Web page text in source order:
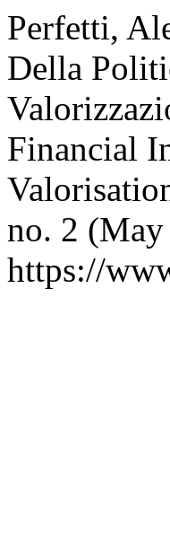
Perfetti,
Della
Financial
no. 2 (May
https://